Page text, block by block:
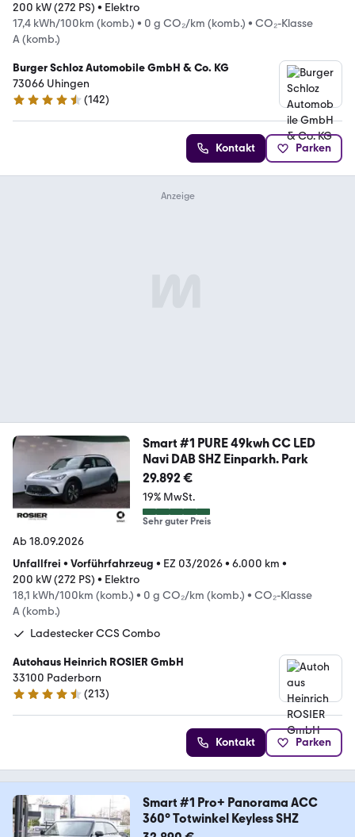
200 kW (272 PS) • Elektro
17,4 kWh/100km (komb.) • 0 g CO₂/km (komb.) • CO₂-Klasse
A (komb.)
Burger Schloz Automobile GmbH & Co. KG
73066 Uhingen
4.7 Sterne
(142)
Kontakt Parken
Smart #1 PURE 49kwh CC LED
Navi DAB SHZ Einparkh. Park
29.892 €
19% MwSt.
Sehr guter Preis
Ab 18.09.2026
Unfallfrei • Vorführfahrzeug • EZ 03/2026• 6.000 km •
200 kW (272 PS) • Elektro
18,1 kWh/100km (komb.) • 0 g CO₂/km (komb.) • CO₂-Klasse
A (komb.)
Ladestecker CCS Combo
Autohaus Heinrich ROSIER GmbH
33100 Paderborn
4.5 Sterne
(213)
Kontakt Parken
Smart #1 Pro+ Panorama ACC
360° Totwinkel Keyless SHZ